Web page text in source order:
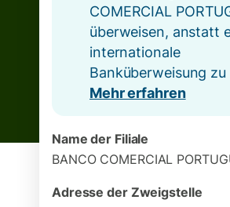
COMERCIAL
überweisen, anstatt
internationale
Banküberweisung
Mehr erfahren
Name der Filiale
BANCO COMERCIAL
Adresse der Zweigstelle